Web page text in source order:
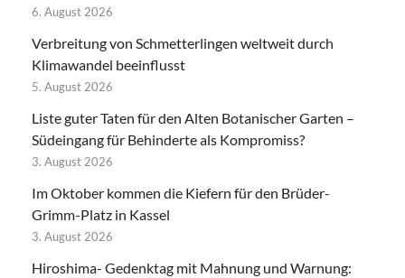
6. August 2026
Verbreitung von Schmetterlingen weltweit durch
Klimawandel beeinflusst
5. August 2026
Liste guter Taten für den Alten Botanischer Garten –
Südeingang für Behinderte als Kompromiss?
3. August 2026
Im Oktober kommen die Kiefern für den Brüder-
Grimm-Platz in Kassel
3. August 2026
Hiroshima- Gedenktag mit Mahnung und Warnung: